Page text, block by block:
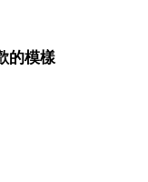
的模樣